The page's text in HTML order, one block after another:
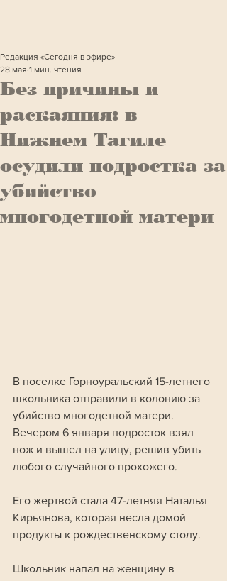
Без причины и
раскаяния: в
Нижнем Тагиле
осудили подростка за
убийство
многодетной матери
Редакция «Сегодня в эфире»
28 мая 1 мин. чтения
В поселке Горноуральский 15-летнего
школьника отправили в колонию за
убийство многодетной матери.
Вечером 6 января подросток взял
нож и вышел на улицу, решив убить
любого случайного прохожего.
Его жертвой стала 47-летняя Наталья
Кирьянова, которая несла домой
продукты к рождественскому столу.
Школьник напал на женщину в